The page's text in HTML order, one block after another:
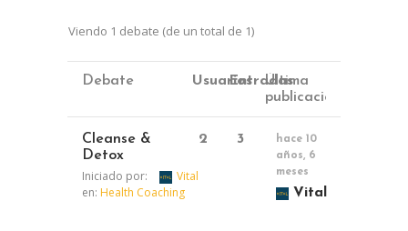
Viendo 1 debate (de un total de 1)
Debate UsuariosEntradas
Última
publicación
Cleanse &
Detox
Iniciado por:
Vital
en: Health Coaching
2 3
hace 10
años, 6
meses
Vital
42 245 772 - 095 050 021
Sarandí entre Treinta y Tres y Arturo Santana -
Maldonado